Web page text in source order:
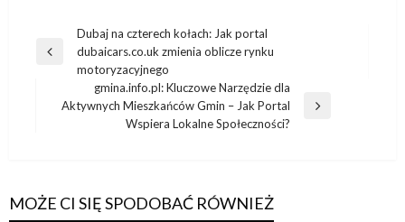
Nawigacja
wpisu
Poprzedni
Dubaj na czterech kołach: Jak portal
dubaicars.co.uk zmienia oblicze rynku
motoryzacyjnego
Następny
gmina.info.pl: Kluczowe Narzędzie dla
Aktywnych Mieszkańców Gmin – Jak Portal
Wspiera Lokalne Społeczności?
MOŻE CI SIĘ SPODOBAĆ RÓWNIEŻ